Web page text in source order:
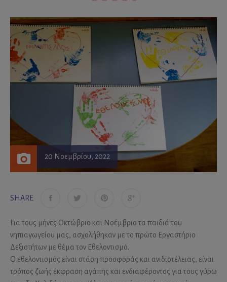
20 Νοεμβρίου, 2022
SHARE
Για τους μήνες Οκτώβριο και Νοέμβριο τα παιδιά του
νηπιαγωγείου μας, ασχολήθηκαν με το πρώτο Εργαστήριο
Δεξιοτήτων με θέμα τον Εθελοντισμό.
Ο εθελοντισμός είναι στάση προσφοράς και ανιδιοτέλειας, είναι
τρόπος ζωής έκφραση αγάπης και ενδιαφέροντος για τους γύρω